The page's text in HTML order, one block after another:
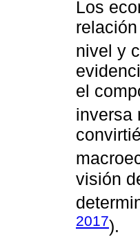
Los
nivel y
el
inversa
visión
2017).